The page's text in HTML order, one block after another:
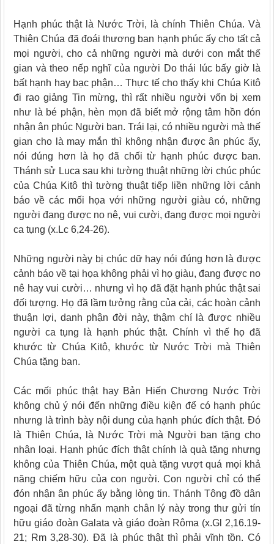
Hạnh phúc thật là Nước Trời, là chính Thiên Chúa. Và
Thiên Chúa đã đoái thương ban hạnh phúc ấy cho tất cả
mọi người, cho cả những người mà dưới con mắt thế
gian và theo nếp nghĩ của người Do thái lúc bấy giờ là
bất hạnh hay bạc phận… Thực tế cho thấy khi Chúa Kitô
đi rao giảng Tin mừng, thì rất nhiều người vốn bị xem
như là bé phận, hèn mọn đã biết mở rộng tâm hồn đón
nhận ân phúc Người ban. Trái lại, có nhiều người mà thế
gian cho là may mắn thì không nhận được ân phúc ấy,
nói đúng hơn là họ đã chối từ hạnh phúc được ban.
Thánh sử Luca sau khi tường thuật những lời chúc phúc
của Chúa Kitô thì tường thuật tiếp liền những lời cảnh
báo về các mối họa với những người giàu có, những
người đang được no nê, vui cười, đang được mọi người
ca tụng (x.Lc 6,24-26).
Những người này bị chúc dữ hay nói đúng hơn là được
cảnh báo về tại họa không phải vì họ giàu, đang được no
nê hay vui cười… nhưng vì họ đã đặt hạnh phúc thật sai
đối tượng. Họ đã lầm tưởng rằng của cải, các hoàn cảnh
thuận lợi, danh phận đời này, thậm chí là được nhiều
người ca tụng là hạnh phúc thật. Chính vì thế họ đã
khước từ Chúa Kitô, khước từ Nước Trời mà Thiên
Chúa tặng ban.
Các mối phúc thật hay Bản Hiến Chương Nước Trời
không chủ ý nói đến những điều kiện để có hạnh phúc
nhưng là trình bày nội dung của hạnh phúc đích thật. Đó
là Thiên Chúa, là Nước Trời mà Người ban tặng cho
nhân loại. Hạnh phúc đích thật chính là quà tặng nhưng
không của Thiên Chúa, một quà tặng vượt quá mọi khả
năng chiếm hữu của con người. Con người chỉ có thể
đón nhận ân phúc ấy bằng lòng tin. Thánh Tông đồ dân
ngoại đã từng nhấn mạnh chân lý này trong thư gửi tín
hữu giáo đoàn Galata và giáo đoàn Rôma (x.Gl 2,16.19-
21; Rm 3,28-30). Đã là phúc thật thì phải vĩnh tồn. Có